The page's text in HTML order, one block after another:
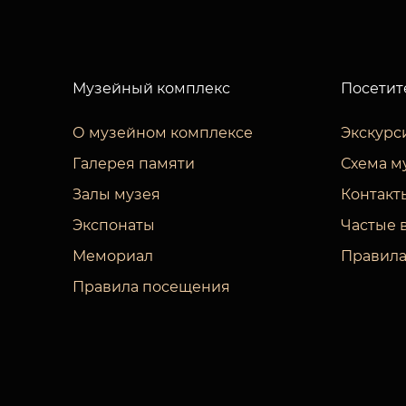
Музейный комплекс
О музейном комплексе
Галерея памяти
Залы музея
Экспонаты
Мемориал
Правила посещения
Схема
Частые